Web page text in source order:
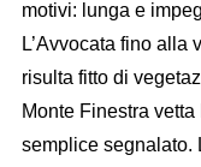
motivi: lunga e
L’Avvocata fino alla
risulta fitto di
Monte Finestra
semplice segnalato.